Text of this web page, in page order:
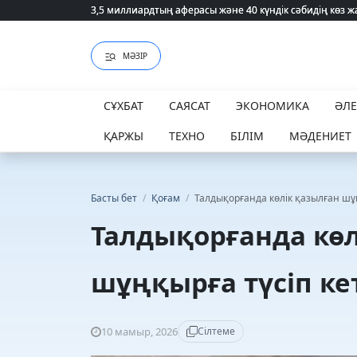
3,5 миллиардтың аферасы және 40 күндік сәбидің
3,5 миллиардтың аферасы және 40 күндік сәбидің
МӘЗІР
СҰХБАТ САЯСАТ ЭКОНОМИКА
ҚАРЖЫ
ТЕХНО БІЛІМ МӘДЕНИЕТ
Басты бет / Қоғам / Талдықорғанда көлік қазылған
Талдықорғанда
шұңқырға түсіп
10 мамыр, 2026 Сілтеме